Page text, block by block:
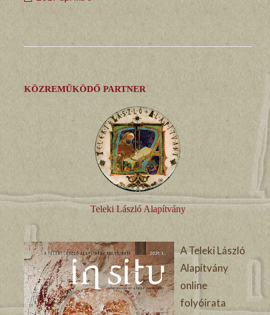
KÖZREMŰKÖDŐ PARTNER
Teleki László Alapítvány
A Teleki László
Alapítvány
online
folyóirata